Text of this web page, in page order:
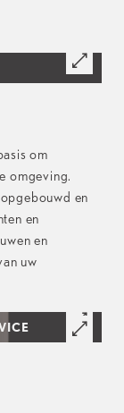
om
omgeving.
en
en
en
uw